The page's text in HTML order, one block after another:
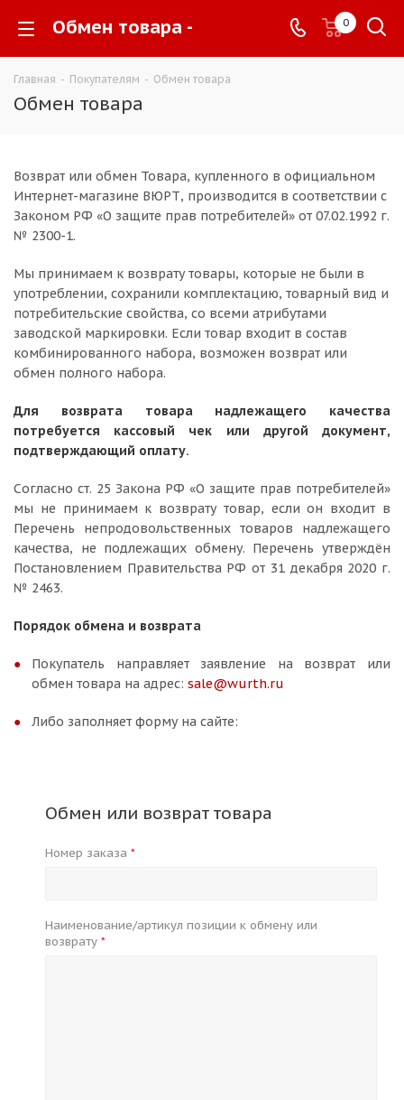
Обмен товара - 0
Главная - Покупателям - Обмен товара
Обмен товара
Возврат или обмен Товара, купленного в официальном
Интернет-магазине ВЮРТ, производится в соответствии с
Законом РФ «О защите прав потребителей» от 07.02.1992 г.
№ 2300-1.
Мы принимаем к возврату товары, которые не были в
употреблении, сохранили комплектацию, товарный вид и
потребительские свойства, со всеми атрибутами
заводской маркировки. Если товар входит в состав
комбинированного набора, возможен возврат или
обмен полного набора.
Для возврата товара надлежащего качества
потребуется кассовый чек или другой документ,
подтверждающий оплату.
Согласно ст. 25 Закона РФ «О защите прав потребителей»
мы не принимаем к возврату товар, если он входит в
Перечень непродовольственных товаров надлежащего
качества, не подлежащих обмену. Перечень утверждён
Постановлением Правительства РФ от 31 декабря 2020 г.
№ 2463.
Порядок обмена и возврата
Покупатель направляет заявление на возврат или
обмен товара на адрес: sale@wurth.ru
Либо заполняет форму на сайте:
Обмен или возврат товара
Номер заказа *
Наименование/артикул позиции к обмену или
возврату *